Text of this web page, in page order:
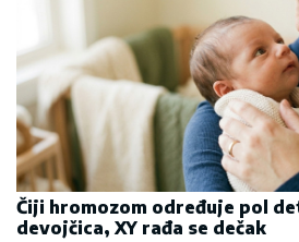
Čiji hromozom određuje pol
devojčica, XY rađa se dečak